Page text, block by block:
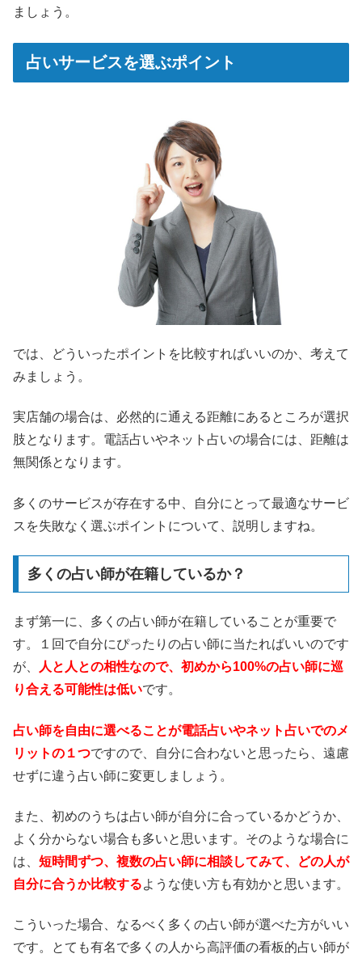
ましょう。
占いサービスを選ぶポイント
では、どういったポイントを比較すればいいのか、考えて
みましょう。
実店舗の場合は、必然的に通える距離にあるところが選択
肢となります。電話占いやネット占いの場合には、距離は
無関係となります。
多くのサービスが存在する中、自分にとって最適なサービ
スを失敗なく選ぶポイントについて、説明しますね。
多くの占い師が在籍しているか？
まず第一に、多くの占い師が在籍していることが重要で
す。１回で自分にぴったりの占い師に当たればいいのです
が、
人と人との相性なので、初めから100%の占い師に巡
り合える可能性は低いです。
占い師を自由に選べることが電話占いやネット占いでのメ
リットの１つですので、自分に合わないと思ったら、遠慮
せずに違う占い師に変更しましょう。
また、初めのうちは占い師が自分に合っているかどうか、
よく分からない場合も多いと思います。そのような場合に
は、 短時間ずつ、複数の占い師に相談してみて、どの人が
自分に合うか比較するような使い方も有効かと思います。
こういった場合、なるべく多くの占い師が選べた方がいい
です。とても有名で多くの人から高評価の看板的占い師が